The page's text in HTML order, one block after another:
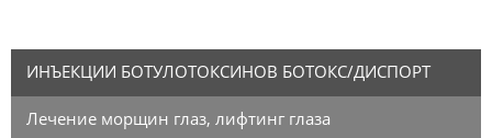
ИНЪЕКЦИИ БОТУЛОТОКСИНОВ БОТОКС/ДИСПОРТ
Лечение морщин глаз, лифтинг глаза